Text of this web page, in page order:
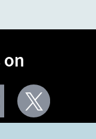
Youtube